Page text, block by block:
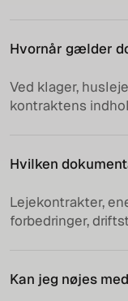
Hvornår gælder
Ved klager,
kontraktens
Hvilken
Lejekontrakter,
forbedringer,
Kan jeg nøjes